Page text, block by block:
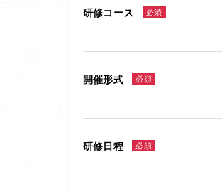
研修コース 必須
開催形式 必須
研修日程 必須